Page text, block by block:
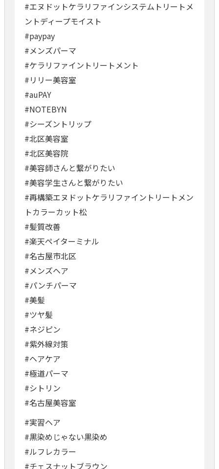
#エヌドットケラリファインシステムトリートメ
ントディープモイスト
#paypay
#メンズパーマ
#ケラリファイントリートメント
#リリー美容室
#auPAY
#NOTEBYN
#シーズントリップ
#北区美容室
#北区美容院
#美容師さんと繋がりたい
#美容学生さんと繋がりたい
#再構築エヌドットケラリファイントリートメン
トカラーカット松
#髪質改善
#楽天ペイターミナル
#名古屋市北区
#メンズヘア
#パンチパーマ
#美髪
#ツヤ髪
#ネジピン
#紫外線対策
#ヘアケア
#極道パーマ
#シトリン
#名古屋美容室
#実習ヘア
#黒染めじゃない黒染め
#ルフレカラー
#チェスナットブラウン